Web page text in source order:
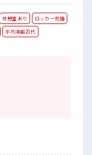
休憩室あり
ロッカー完備
平均年齢20代